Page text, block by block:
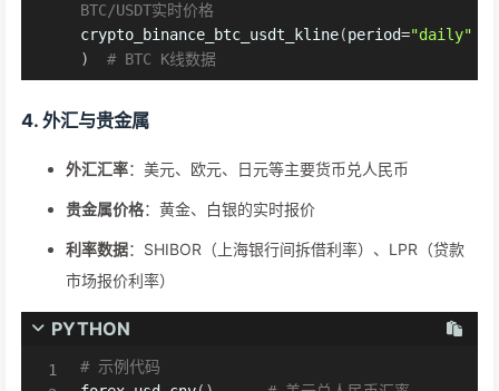
BTC/USDT实时价格
crypto_binance_btc_usdt_kline(period="daily"
)
# BTC K线数据
4. 外汇与贵金属
外汇汇率：美元、欧元、日元等主要货币兑人民币
贵金属价格：黄金、白银的实时报价
利率数据：SHIBOR（上海银行间拆借利率）、LPR（贷款
市场报价利率）
PYTHON
# 示例代码